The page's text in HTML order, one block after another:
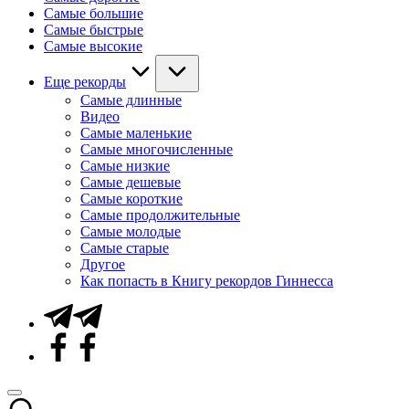
Самые большие
Самые быстрые
Самые высокие
Еще рекорды
Самые длинные
Видео
Самые маленькие
Самые многочисленные
Самые низкие
Самые дешевые
Самые короткие
Самые продолжительные
Самые молодые
Самые старые
Другое
Как попасть в Книгу рекордов Гиннесса
Telegram
Facebook